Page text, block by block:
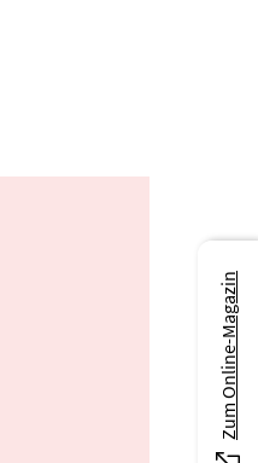
Zum Online-Magazin